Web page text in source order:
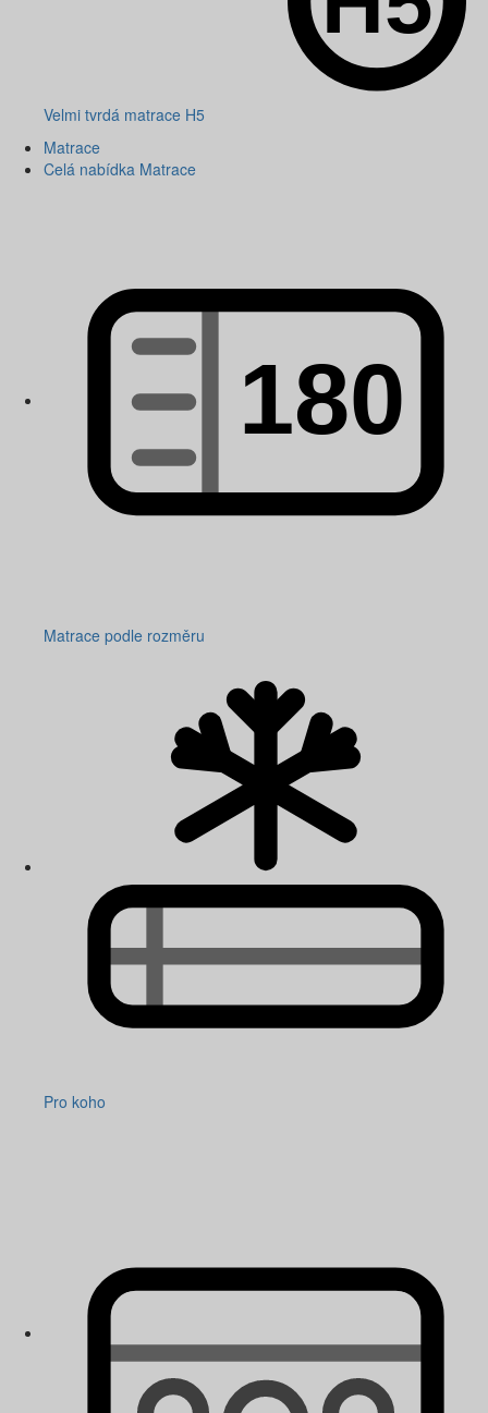
Velmi tvrdá matrace H5
Matrace
Celá nabídka Matrace
Matrace podle rozměru
Pro koho